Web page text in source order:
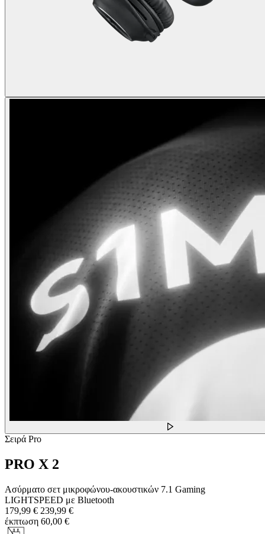
Σειρά Pro
PRO X 2
Ασύρματο σετ μικροφώνου-ακουστικών 7.1 Gaming
LIGHTSPEED με Bluetooth
179,99 € 239,99 €
έκπτωση 60,00 €